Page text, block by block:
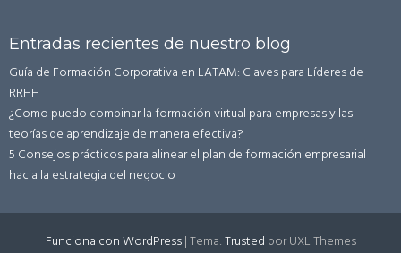
Entradas recientes de nuestro blog
Guía de Formación Corporativa en LATAM: Claves para Líderes de
RRHH
¿Como puedo combinar la formación virtual para empresas y las
teorías de aprendizaje de manera efectiva?
5 Consejos prácticos para alinear el plan de formación empresarial
hacia la estrategia del negocio
Funciona con WordPress|Tema:Trusted por UXL Themes